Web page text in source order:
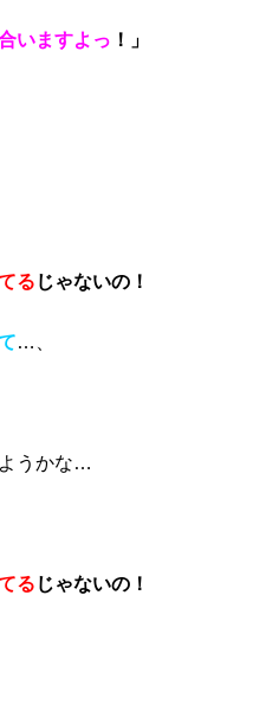
いますよっ ！」
る じゃないの！
…、
うかな…
る じゃないの！